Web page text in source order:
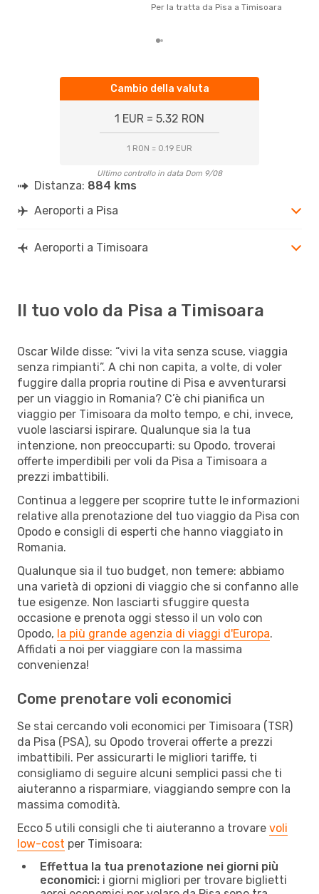
Per la tratta da Pisa a Timisoara
Cambio della valuta
1 EUR = 5.32 RON
1 RON = 0.19 EUR
Ultimo controllo in data Dom 9/08
Distanza: 884 kms
Aeroporti a Pisa
Aeroporti a Timisoara
Il tuo volo da Pisa a Timisoara
Oscar Wilde disse: “vivi la vita senza scuse, viaggia
senza rimpianti”. A chi non capita, a volte, di voler
fuggire dalla propria routine di Pisa e avventurarsi
per un viaggio in Romania? C’è chi pianifica un
viaggio per Timisoara da molto tempo, e chi, invece,
vuole lasciarsi ispirare. Qualunque sia la tua
intenzione, non preoccuparti: su Opodo, troverai
offerte imperdibili per voli da Pisa a Timisoara a
prezzi imbattibili.
Continua a leggere per scoprire tutte le informazioni
relative alla prenotazione del tuo viaggio da Pisa con
Opodo e consigli di esperti che hanno viaggiato in
Romania.
Qualunque sia il tuo budget, non temere: abbiamo
una varietà di opzioni di viaggio che si confanno alle
tue esigenze. Non lasciarti sfuggire questa
occasione e prenota oggi stesso il un volo con
Opodo, la più grande agenzia di viaggi d'Europa.
Affidati a noi per viaggiare con la massima
convenienza!
Come prenotare voli economici
Se stai cercando voli economici per Timisoara (TSR)
da Pisa (PSA), su Opodo troverai offerte a prezzi
imbattibili. Per assicurarti le migliori tariffe, ti
consigliamo di seguire alcuni semplici passi che ti
aiuteranno a risparmiare, viaggiando sempre con la
massima comodità.
Ecco 5 utili consigli che ti aiuteranno a trovare voli
low-cost per Timisoara:
Effettua la tua prenotazione nei giorni più
economici: i giorni migliori per trovare biglietti